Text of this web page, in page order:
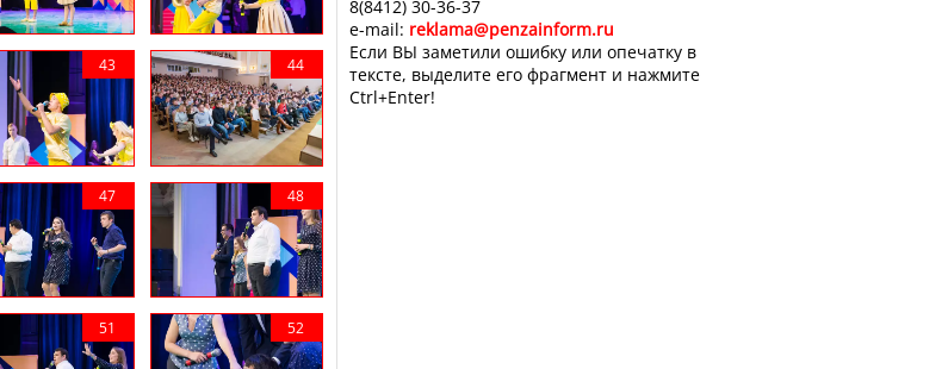
8(8412) 30-36-37
e-mail: reklama@penzainform.ru
Если ВЫ заметили ошибку или опечатку в
тексте, выделите его фрагмент и нажмите
Ctrl+Enter!